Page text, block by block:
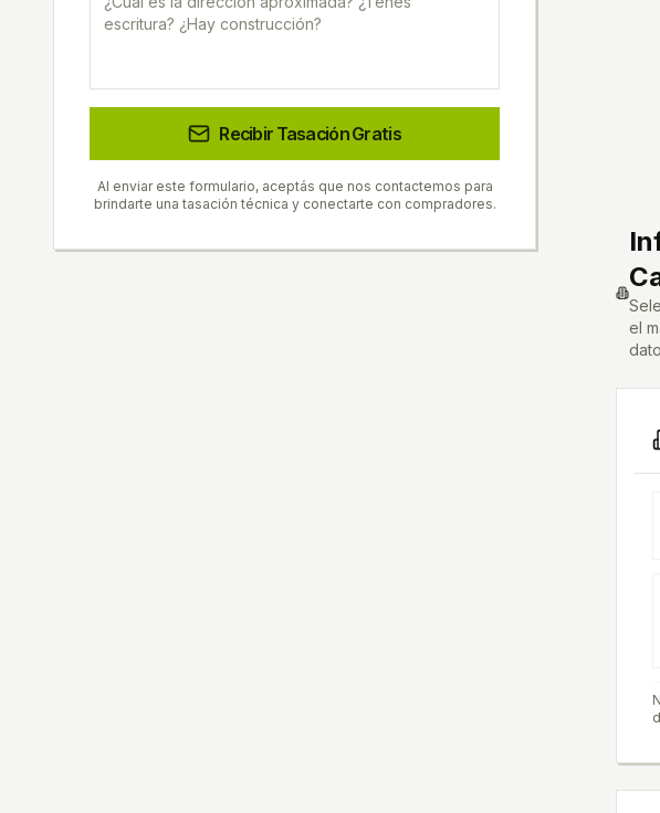
Recibir Tasación Gratis
Al enviar este formulario, aceptás que nos contactemos para
brindarte una tasación técnica y conectarte con compradores.
el